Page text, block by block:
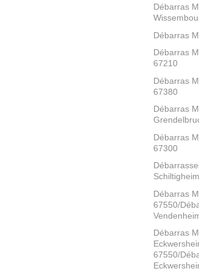
Débarras
Débarras
Débarras
67210
Débarras
67380
Débarras
Débarras
67300
Schiltigheim
Débarras
67550/
Débarras
67550/